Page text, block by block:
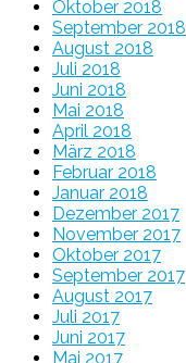
Oktober 2018
September 2018
August 2018
Juli 2018
Juni 2018
Mai 2018
April 2018
März 2018
Februar 2018
Januar 2018
Dezember 2017
November 2017
Oktober 2017
September 2017
August 2017
Juli 2017
Juni 2017
Mai 2017